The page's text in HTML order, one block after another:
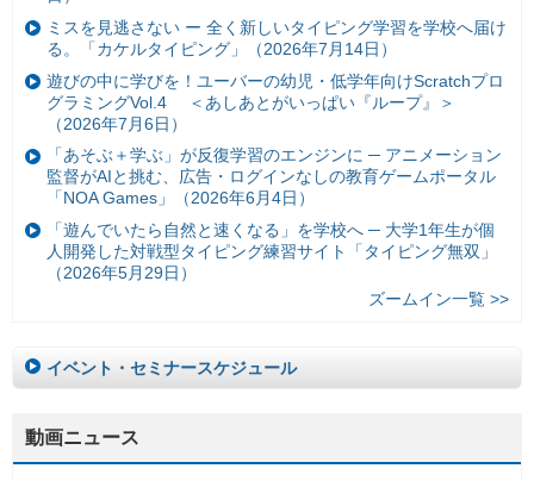
ミスを見逃さない ー 全く新しいタイピング学習を学校へ届け
る。「カケルタイピング」（2026年7月14日）
遊びの中に学びを！ユーバーの幼児・低学年向けScratchプロ
グラミングVol.4 ＜あしあとがいっぱい『ループ』＞
（2026年7月6日）
「あそぶ＋学ぶ」が反復学習のエンジンに ─ アニメーション
監督がAIと挑む、広告・ログインなしの教育ゲームポータル
「NOA Games」（2026年6月4日）
「遊んでいたら自然と速くなる」を学校へ ─ 大学1年生が個
人開発した対戦型タイピング練習サイト「タイピング無双」
（2026年5月29日）
ズームイン一覧 >>
イベント・セミナースケジュール
動画ニュース